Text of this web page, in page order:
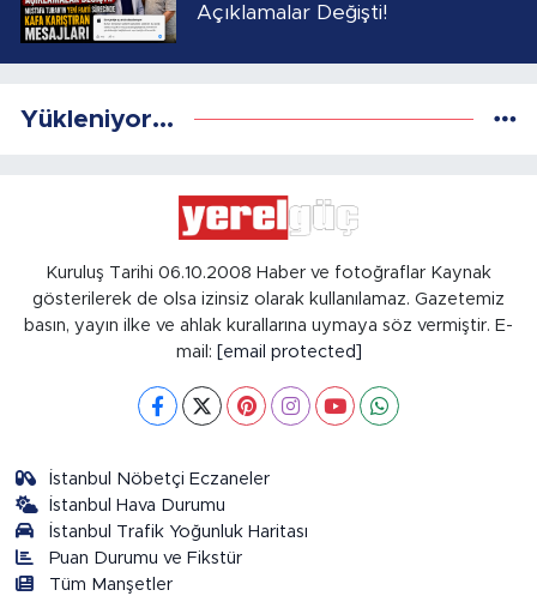
Açıklamalar Değişti!
Yükleniyor...
Kuruluş Tarihi 06.10.2008 Haber ve fotoğraflar Kaynak
gösterilerek de olsa izinsiz olarak kullanılamaz. Gazetemiz
basın, yayın ilke ve ahlak kurallarına uymaya söz vermiştir. E-
mail:
[email protected]
İstanbul Nöbetçi Eczaneler
İstanbul Hava Durumu
İstanbul Trafik Yoğunluk Haritası
Puan Durumu ve Fikstür
Tüm Manşetler